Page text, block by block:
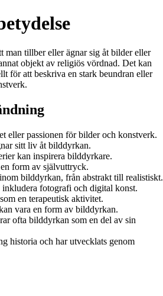
man tillber eller ägnar sig åt bilder eller
objekt av religiös vördnad. Det kan
för att beskriva en stark beundran eller
eller passionen för bilder och konstverk.
sitt liv åt bilddyrkan.
kan inspirera bilddyrkare.
form av självuttryck.
bilddyrkan, från abstrakt till realistiskt.
fotografi och digital konst.
en terapeutisk aktivitet.
vara en form av bilddyrkan.
ofta bilddyrkan som en del av sin
historia och har utvecklats genom